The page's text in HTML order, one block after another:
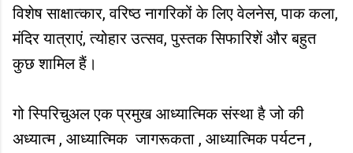
विशेष साक्षात्कार, वरिष्ठ नागरिकों के लिए वेलनेस, पाक कला,
मंदिर यात्राएं, त्योहार उत्सव, पुस्तक सिफारिशें और बहुत
कुछ शामिल हैं।
गो स्पिरिचुअल एक प्रमुख आध्यात्मिक संस्था है जो की
अध्यात्म , आध्यात्मिक जागरूकता , आध्यात्मिक पर्यटन ,